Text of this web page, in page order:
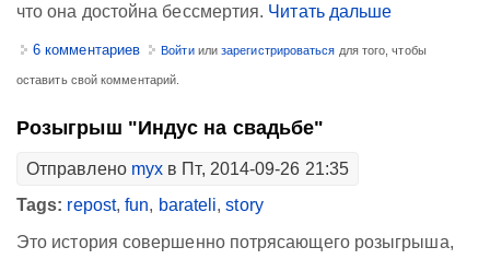
что она достойна бессмертия. Читать дальше
6 комментариев Войтиилизарегистрироваться для того, чтобы
оставить свой комментарий.
Розыгрыш "Индус на свадьбе"
Отправлено myx в Пт, 2014-09-26 21:35
Tags: repost,fun, barateli,story
Это история совершенно потрясающего розыгрыша,